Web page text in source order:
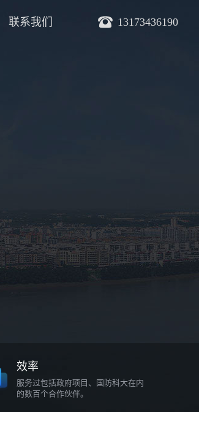
13173436190
联系我们
效率
服务过包括政府项目、国防科大在内
的数百个合作伙伴。